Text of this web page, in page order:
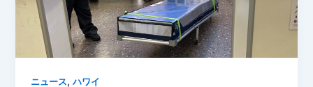
ニュース,ハワイ